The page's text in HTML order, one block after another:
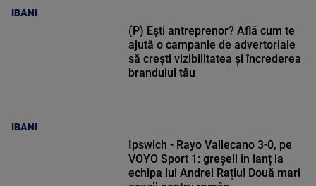
IBANI
IBANI
(P) Ești antreprenor? Află cum te
ajută o campanie de advertoriale
să crești vizibilitatea și încrederea
brandului tău
Ipswich - Rayo Vallecano 3-0, pe
VOYO Sport 1: greșeli în lanț la
echipa lui Andrei Rațiu! Două mari